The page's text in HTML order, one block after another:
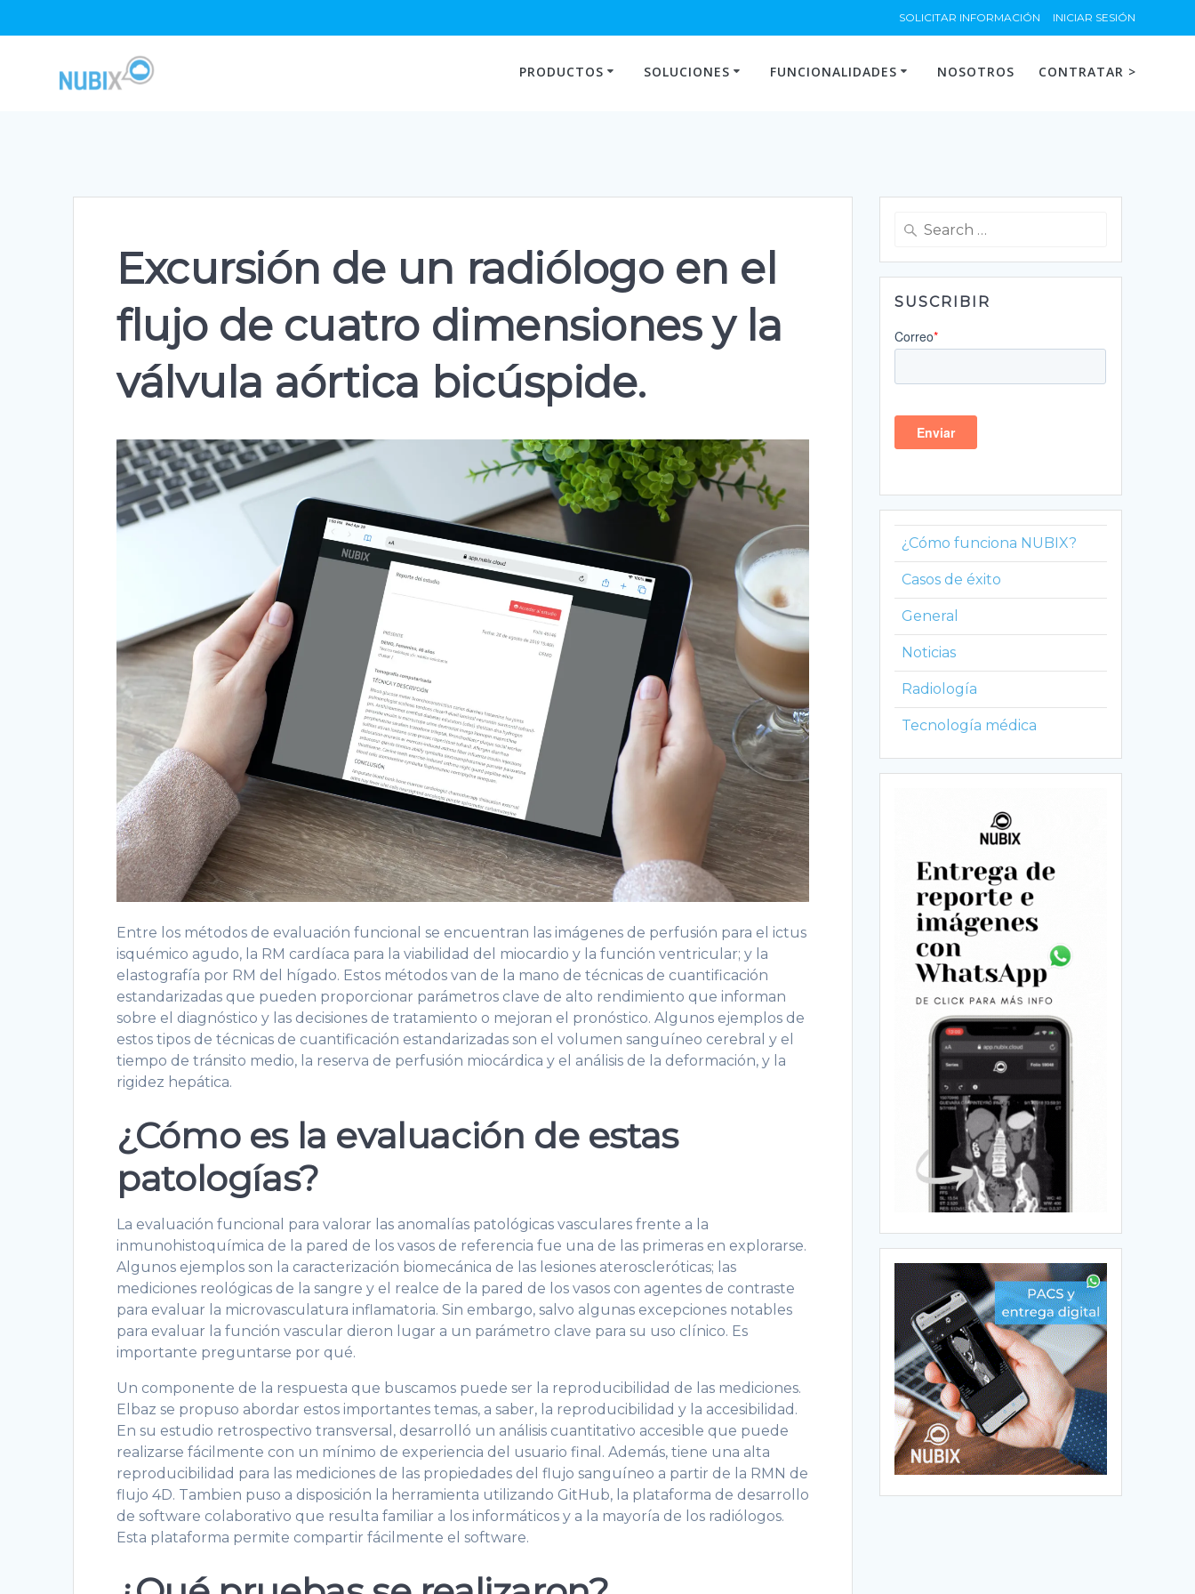
SOLICITAR INFORMACIÓN INICIAR SESIÓN
PRODUCTOS SOLUCIONES FUNCIONALIDADES NOSOTROS CONTRATAR >
Excursión de un radiólogo en el
flujo de cuatro dimensiones y la
válvula aórtica bicúspide.
Entre los métodos de evaluación funcional se encuentran las imágenes de perfusión para el ictus
isquémico agudo, la RM cardíaca para la viabilidad del miocardio y la función ventricular; y la
elastografía por RM del hígado. Estos métodos van de la mano de técnicas de cuantificación
estandarizadas que pueden proporcionar parámetros clave de alto rendimiento que informan
sobre el diagnóstico y las decisiones de tratamiento o mejoran el pronóstico. Algunos ejemplos de
estos tipos de técnicas de cuantificación estandarizadas son el volumen sanguíneo cerebral y el
tiempo de tránsito medio, la reserva de perfusión miocárdica y el análisis de la deformación, y la
rigidez hepática.
¿Cómo es la evaluación de estas
patologías?
La evaluación funcional para valorar las anomalías patológicas vasculares frente a la
inmunohistoquímica de la pared de los vasos de referencia fue una de las primeras en explorarse.
Algunos ejemplos son la caracterización biomecánica de las lesiones ateroscleróticas; las
mediciones reológicas de la sangre y el realce de la pared de los vasos con agentes de contraste
para evaluar la microvasculatura inflamatoria. Sin embargo, salvo algunas excepciones notables
para evaluar la función vascular dieron lugar a un parámetro clave para su uso clínico. Es
importante preguntarse por qué.
Un componente de la respuesta que buscamos puede ser la reproducibilidad de las mediciones.
Elbaz se propuso abordar estos importantes temas, a saber, la reproducibilidad y la accesibilidad.
En su estudio retrospectivo transversal, desarrolló un análisis cuantitativo accesible que puede
realizarse fácilmente con un mínimo de experiencia del usuario final. Además, tiene una alta
reproducibilidad para las mediciones de las propiedades del flujo sanguíneo a partir de la RMN de
flujo 4D. Tambien puso a disposición la herramienta utilizando GitHub, la plataforma de desarrollo
de software colaborativo que resulta familiar a los informáticos y a la mayoría de los radiólogos.
Esta plataforma permite compartir fácilmente el software.
Search
SUSCRIBIR
¿Cómo funciona NUBIX?
Casos de éxito
General
Noticias
Radiología
Tecnología médica